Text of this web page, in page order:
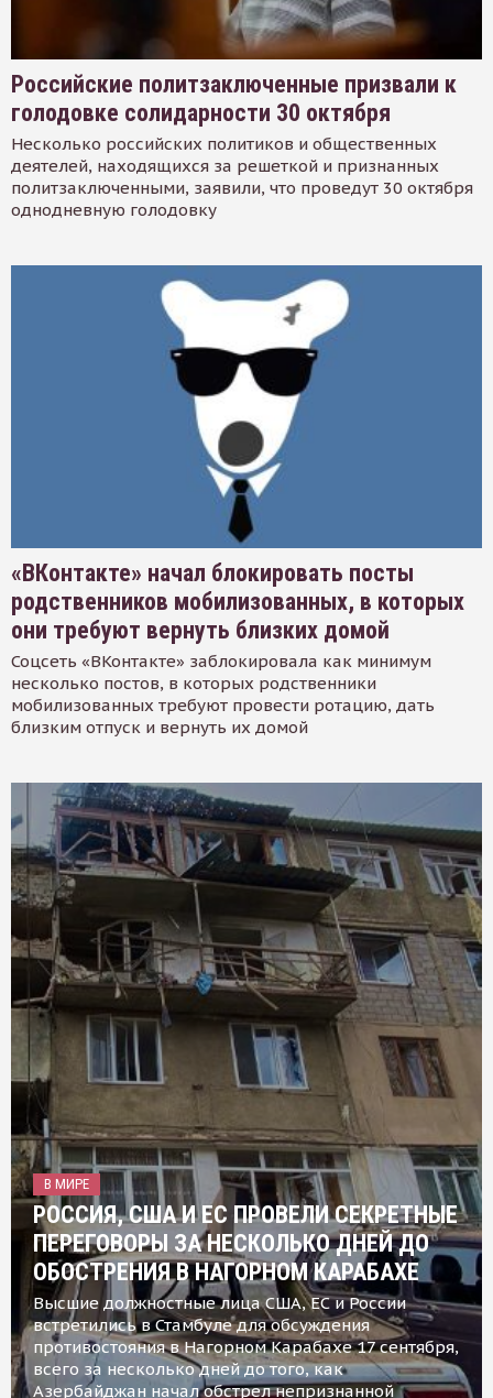
Российские политзаключенные призвали к
голодовке солидарности 30 октября
Несколько российских политиков и общественных
деятелей, находящихся за решеткой и признанных
политзаключенными, заявили, что проведут 30 октября
однодневную голодовку
«ВКонтакте» начал блокировать посты
родственников мобилизованных, в которых
они требуют вернуть близких домой
Соцсеть «ВКонтакте» заблокировала как минимум
несколько постов, в которых родственники
мобилизованных требуют провести ротацию, дать
близким отпуск и вернуть их домой
В МИРЕ
РОССИЯ, США И ЕС ПРОВЕЛИ СЕКРЕТНЫЕ
ПЕРЕГОВОРЫ ЗА НЕСКОЛЬКО ДНЕЙ ДО
ОБОСТРЕНИЯ В НАГОРНОМ КАРАБАХЕ
Высшие должностные лица США, ЕС и России
встретились в Стамбуле для обсуждения
противостояния в Нагорном Карабахе 17 сентября,
всего за несколько дней до того, как
Азербайджан начал обстрел непризнанной